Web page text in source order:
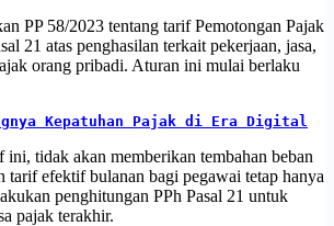
PP 58/2023 tentang tarif Pemotongan Pajak
21 atas penghasilan terkait pekerjaan, jasa,
orang pribadi. Aturan ini mulai berlaku
Kepatuhan Pajak di Era Digital
ini, tidak akan memberikan tembahan beban
tarif efektif bulanan bagi pegawai tetap hanya
penghitungan PPh Pasal 21 untuk
pajak terakhir.